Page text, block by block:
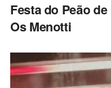
Festa do Peão
Os Menotti